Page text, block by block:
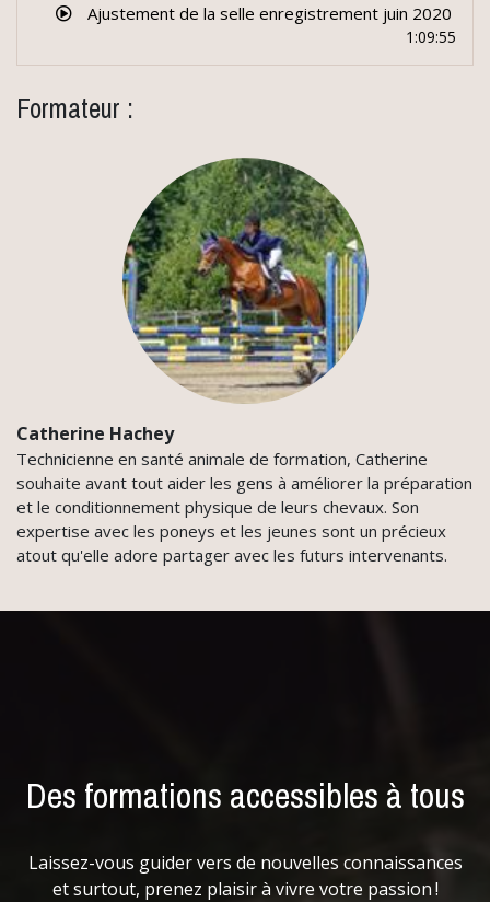
Ajustement de la selle enregistrement juin 2020
1:09:55
Formateur :
Catherine Hachey
Technicienne en santé animale de formation, Catherine
souhaite avant tout aider les gens à améliorer la préparation
et le conditionnement physique de leurs chevaux. Son
expertise avec les poneys et les jeunes sont un précieux
atout qu'elle adore partager avec les futurs intervenants.
Des formations accessibles à tous
Laissez-vous guider vers de nouvelles connaissances
et surtout, prenez plaisir à vivre votre passion !